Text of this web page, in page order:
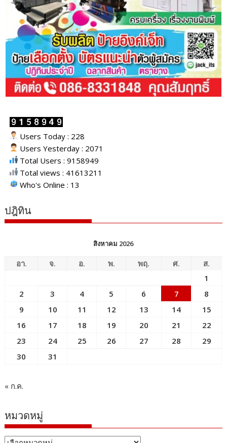
Users Today : 228
Users Yesterday : 2071
Total Users : 9158949
Total views : 41613211
Who's Online : 13
ปฎิทิน
สิงหาคม 2026
อา. จ. อ. พ. พฤ. ศ.
ส.
1
2
3 4 5 6 7
8
9
10 11 12 13 14
15
16
17 18 19 20 21
22
23
24 25 26 27 28
29
30
31
« ก.ค.
หมวดหมู่